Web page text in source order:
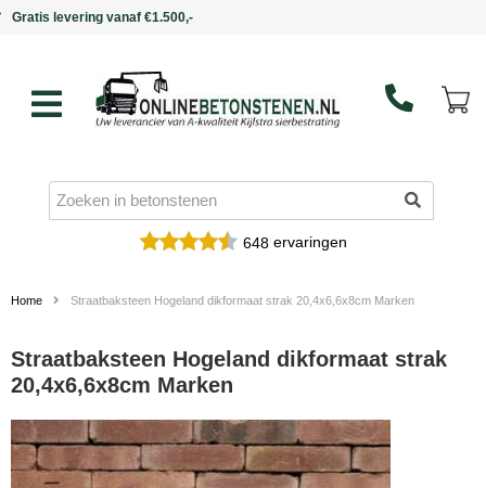
Binnen 5 werkdagen in huis
648ervaringen
Home Straatbaksteen Hogeland dikformaat strak 20,4x6,6x8cm Marken
Straatbaksteen Hogeland dikformaat strak
20,4x6,6x8cm Marken